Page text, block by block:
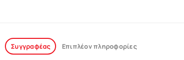
Συγγραφέας Επιπλέον πληροφορίες